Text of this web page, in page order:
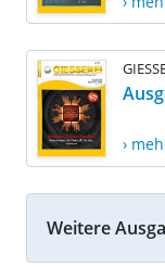
›
Weitere